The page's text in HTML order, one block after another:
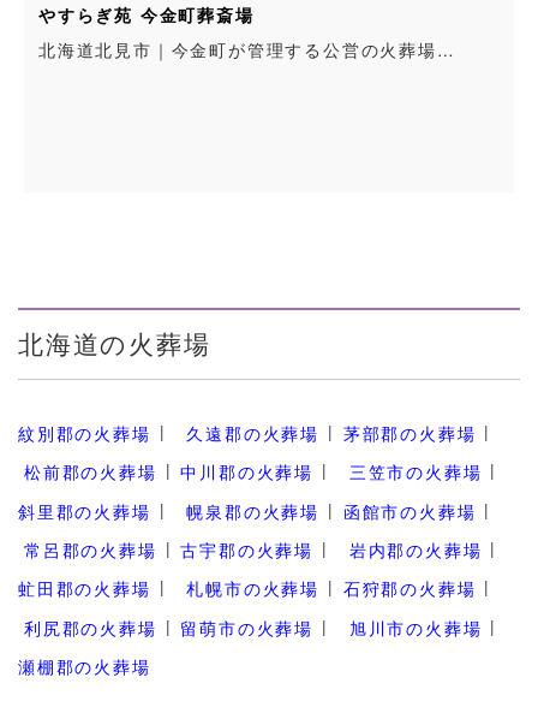
やすらぎ苑 今金町葬斎場
北海道北見市｜今金町が管理する公営の火葬場…
北海道の火葬場
紋別郡の火葬場 久遠郡の火葬場
茅部郡の火葬場
松前郡の火葬場
中川郡の火葬場
三笠市の火葬場
斜里郡の火葬場
幌泉郡の火葬場
函館市の火葬場
常呂郡の火葬場
古宇郡の火葬場
岩内郡の火葬場
虻田郡の火葬場
札幌市の火葬場
石狩郡の火葬場
利尻郡の火葬場
留萌市の火葬場
旭川市の火葬場
瀬棚郡の火葬場